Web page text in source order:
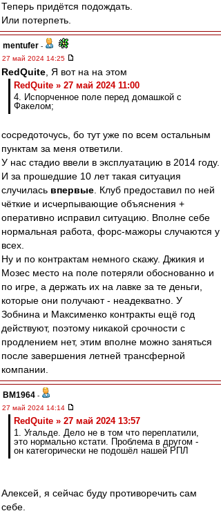
Теперь придётся подождать.
Или потерпеть.
mentufer -
27 май 2024 14:25
RedQuite , Я вот на на этом
RedQuite » 27 май 2024 11:00
4. Испорченное поле перед домашкой с
Факелом;
сосредоточусь, бо тут уже по всем остальным
пунктам за меня ответили.
У нас стадио ввели в эксплуатацию в 2014 году.
И за прошедшие 10 лет такая ситуация
случилась впервые . Клуб предоставил по ней
чёткие и исчерпывающие объяснения +
оперативно исправил ситуацию. Вполне себе
нормальная работа, форс-мажоры случаются у
всех.
Ну и по контрактам немного скажу. Джикия и
Мозес место на поле потеряли обоснованно и
по игре, а держать их на лавке за те деньги,
которые они получают - неадекватно. У
Зобнина и Максименко контракты ещё год
действуют, поэтому никакой срочности с
продлением нет, этим вполне можно заняться
после завершения летней трансферной
компании.
BM1964 -
27 май 2024 14:14
RedQuite » 27 май 2024 13:57
1. Угальде. Дело не в том что переплатили,
это нормально кстати. Проблема в другом -
он категорически не подошёл нашей РПЛ
Алексей, я сейчас буду противоречить сам
себе.